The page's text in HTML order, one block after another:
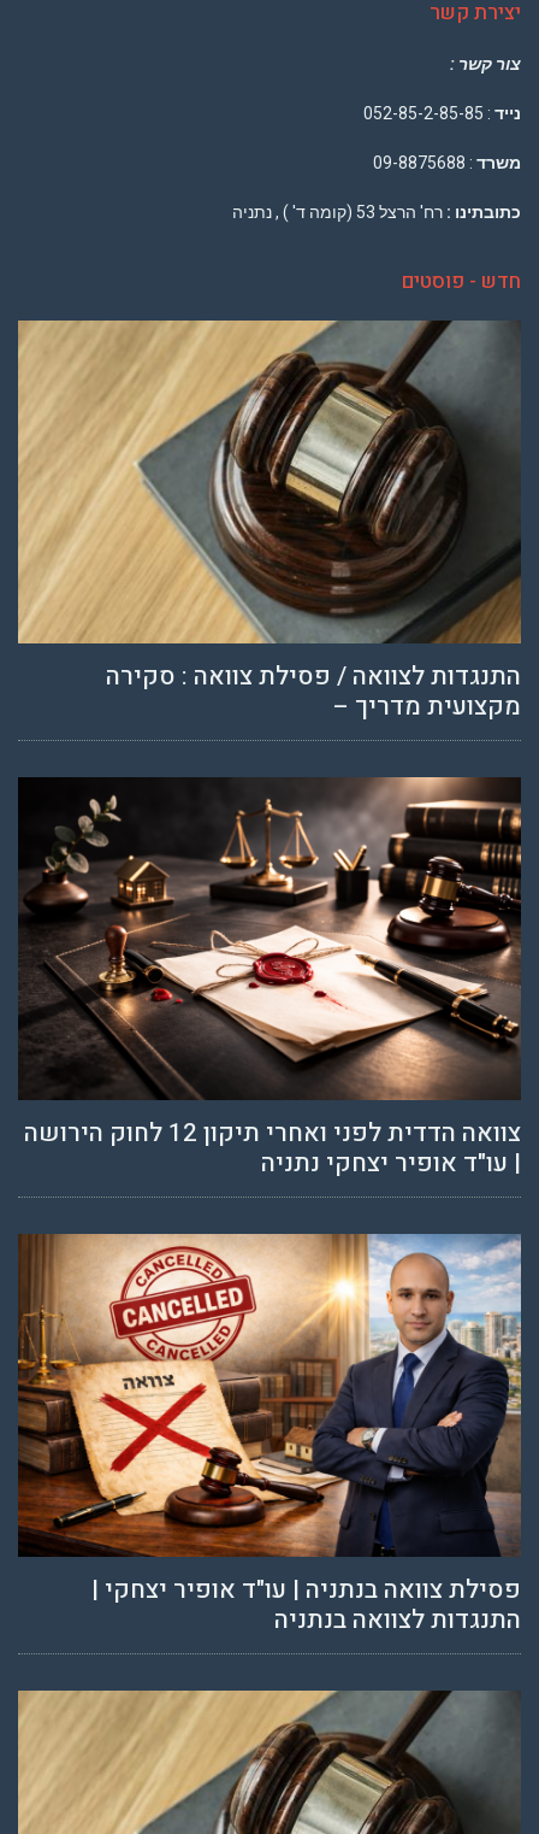
יצירת קשר
צור קשר :
נייד : 052-85-2-85-85
משרד : 09-8875688
כתובתינו : רח' הרצל 53 (קומה ד' ) , נתניה
חדש - פוסטים
התנגדות לצוואה / פסילת צוואה : סקירה
מקצועית מדריך –
צוואה הדדית לפני ואחרי תיקון 12 לחוק הירושה
| עו"ד אופיר יצחקי נתניה
פסילת צוואה בנתניה | עו"ד אופיר יצחקי |
התנגדות לצוואה בנתניה